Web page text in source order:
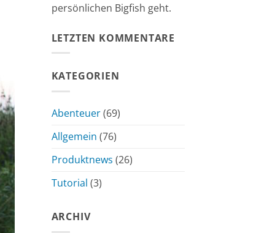
persönlichen Bigfish geht.
LETZTEN KOMMENTARE
KATEGORIEN
Abenteuer(69)
Allgemein (76)
Produktnews (26)
Tutorial (3)
ARCHIV